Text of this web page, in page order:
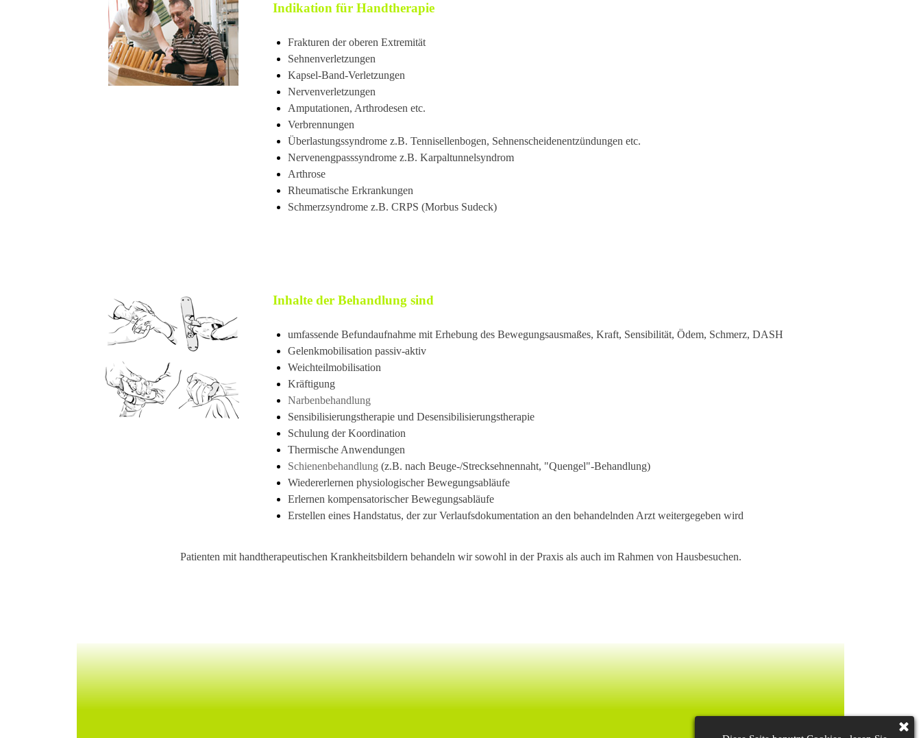
Indikation für Handtherapie
Frakturen der oberen Extremität
Sehnenverletzungen
Kapsel-Band-Verletzungen
Nervenverletzungen
Amputationen, Arthrodesen etc.
Verbrennungen
Überlastungssyndrome z.B. Tennisellenbogen, Sehnenscheidenentzündungen etc.
Nervenengpasssyndrome z.B. Karpaltunnelsyndrom
Arthrose
Rheumatische Erkrankungen
Schmerzsyndrome z.B. CRPS (Morbus Sudeck)
Inhalte der Behandlung sind
umfassende Befundaufnahme mit Erhebung des Bewegungsausmaßes, Kraft, Sensibilität, Ödem, Schmerz, DASH
Gelenkmobilisation passiv-aktiv
Weichteilmobilisation
Kräftigung
Narbenbehandlung
Sensibilisierungstherapie und Desensibilisierungstherapie
Schulung der Koordination
Thermische Anwendungen
Schienenbehandlung (z.B. nach Beuge-/Strecksehnennaht, "Quengel"-Behandlung)
Wiedererlernen physiologischer Bewegungsabläufe
Erlernen kompensatorischer Bewegungsabläufe
Erstellen eines Handstatus, der zur Verlaufsdokumentation an den behandelnden Arzt weitergegeben wird
Patienten mit handtherapeutischen Krankheitsbildern behandeln wirsowohl in der Praxis als auch im Rahmen von Hausbesuchen.